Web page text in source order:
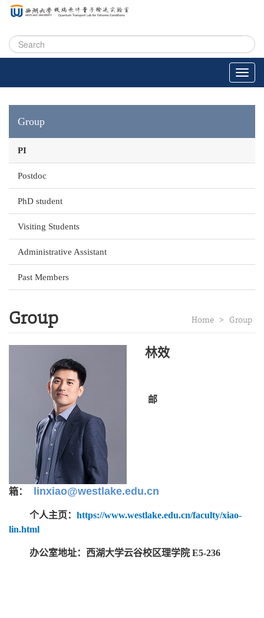
Group
PI
Postdoc
PhD student
Visiting Students
Administrative Assistant
Past Members
Group Home > Group
林效
邮
箱： linxiao@westlake.edu.cn
个人主页： https://www.westlake.edu.cn/faculty/xiao-
lin.html
办公室地址：西湖大学云谷校区理学院 E5-236